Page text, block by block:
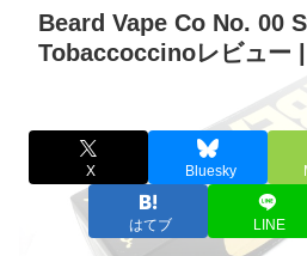
Beard Vape Co No. 00
Tobaccoccinoレビュー |
X Bluesky
はてブ LINE